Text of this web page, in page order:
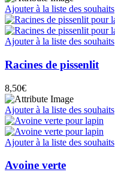
Ajouter à la liste des souhaits
Ajouter à la liste des souhaits
Racines de pissenlit
8,50€
Ajouter à la liste des souhaits
Ajouter à la liste des souhaits
Avoine verte